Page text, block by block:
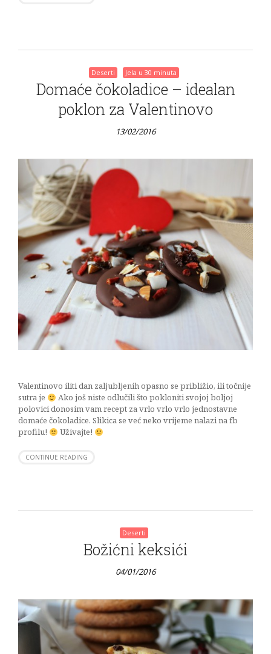
Deserti Jela u 30 minuta
Domaće čokoladice – idealan
poklon za Valentinovo
13/02/2016
Valentinovo iliti dan zaljubljenih opasno se približio, ili točnije
sutra je
Ako još niste odlučili što pokloniti svojoj boljoj
polovici donosim vam recept za vrlo vrlo vrlo jednostavne
domaće čokoladice. Slikica se već neko vrijeme nalazi na fb
profilu!
Uživajte!
CONTINUE READING
Deserti
Božićni keksići
04/01/2016